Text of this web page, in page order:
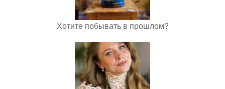
Хотите побывать в прошлом?